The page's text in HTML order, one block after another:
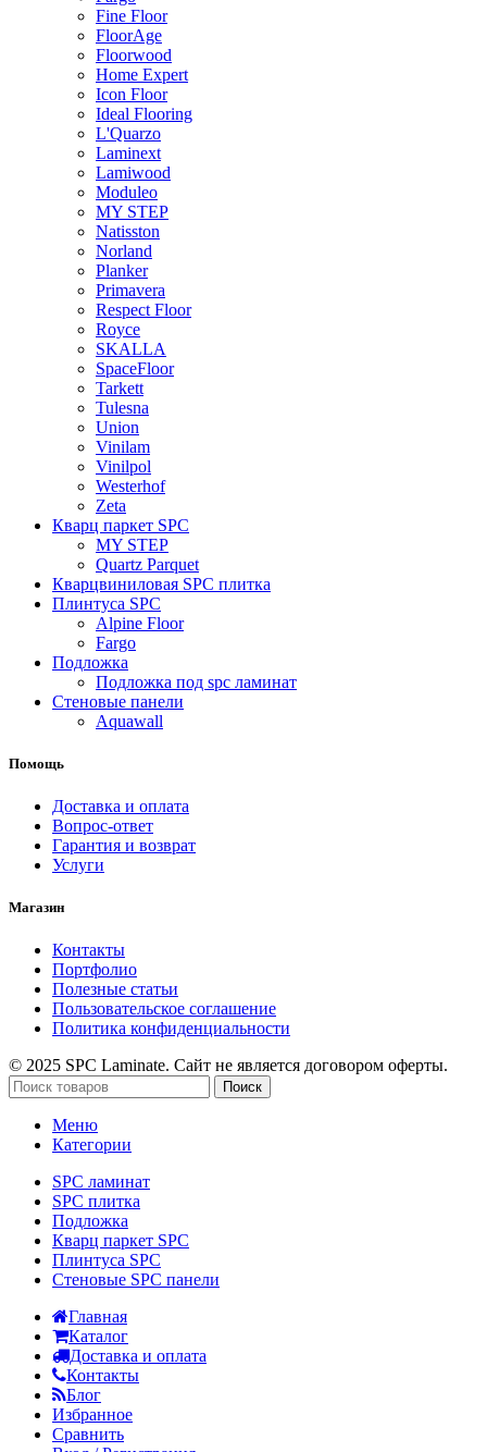
Fine Floor
FloorAge
Floorwood
Home Expert
Icon Floor
Ideal Flooring
L'Quarzo
Laminext
Lamiwood
Moduleo
MY STEP
Natisston
Norland
Planker
Primavera
Respect Floor
Royce
SKALLA
SpaceFloor
Tarkett
Tulesna
Union
Vinilam
Vinilpol
Westerhof
Zeta
Кварц паркет SPC
MY STEP
Quartz Parquet
Кварцвиниловая SPC плитка
Плинтуса SPC
Alpine Floor
Fargo
Подложка
Подложка под spc ламинат
Стеновые панели
Aquawall
Помощь
Доставка и оплата
Вопрос-ответ
Гарантия и возврат
Услуги
Магазин
Контакты
Портфолио
Полезные статьи
Пользовательское соглашение
Политика конфиденциальности
© 2025 SPC Laminate. Сайт не является договором оферты.
Поиск
Меню
Категории
SPC ламинат
SPC плитка
Подложка
Кварц паркет SPC
Плинтуса SPC
Стеновые SPC панели
Главная
Каталог
Доставка и оплата
Контакты
Блог
Избранное
Сравнить